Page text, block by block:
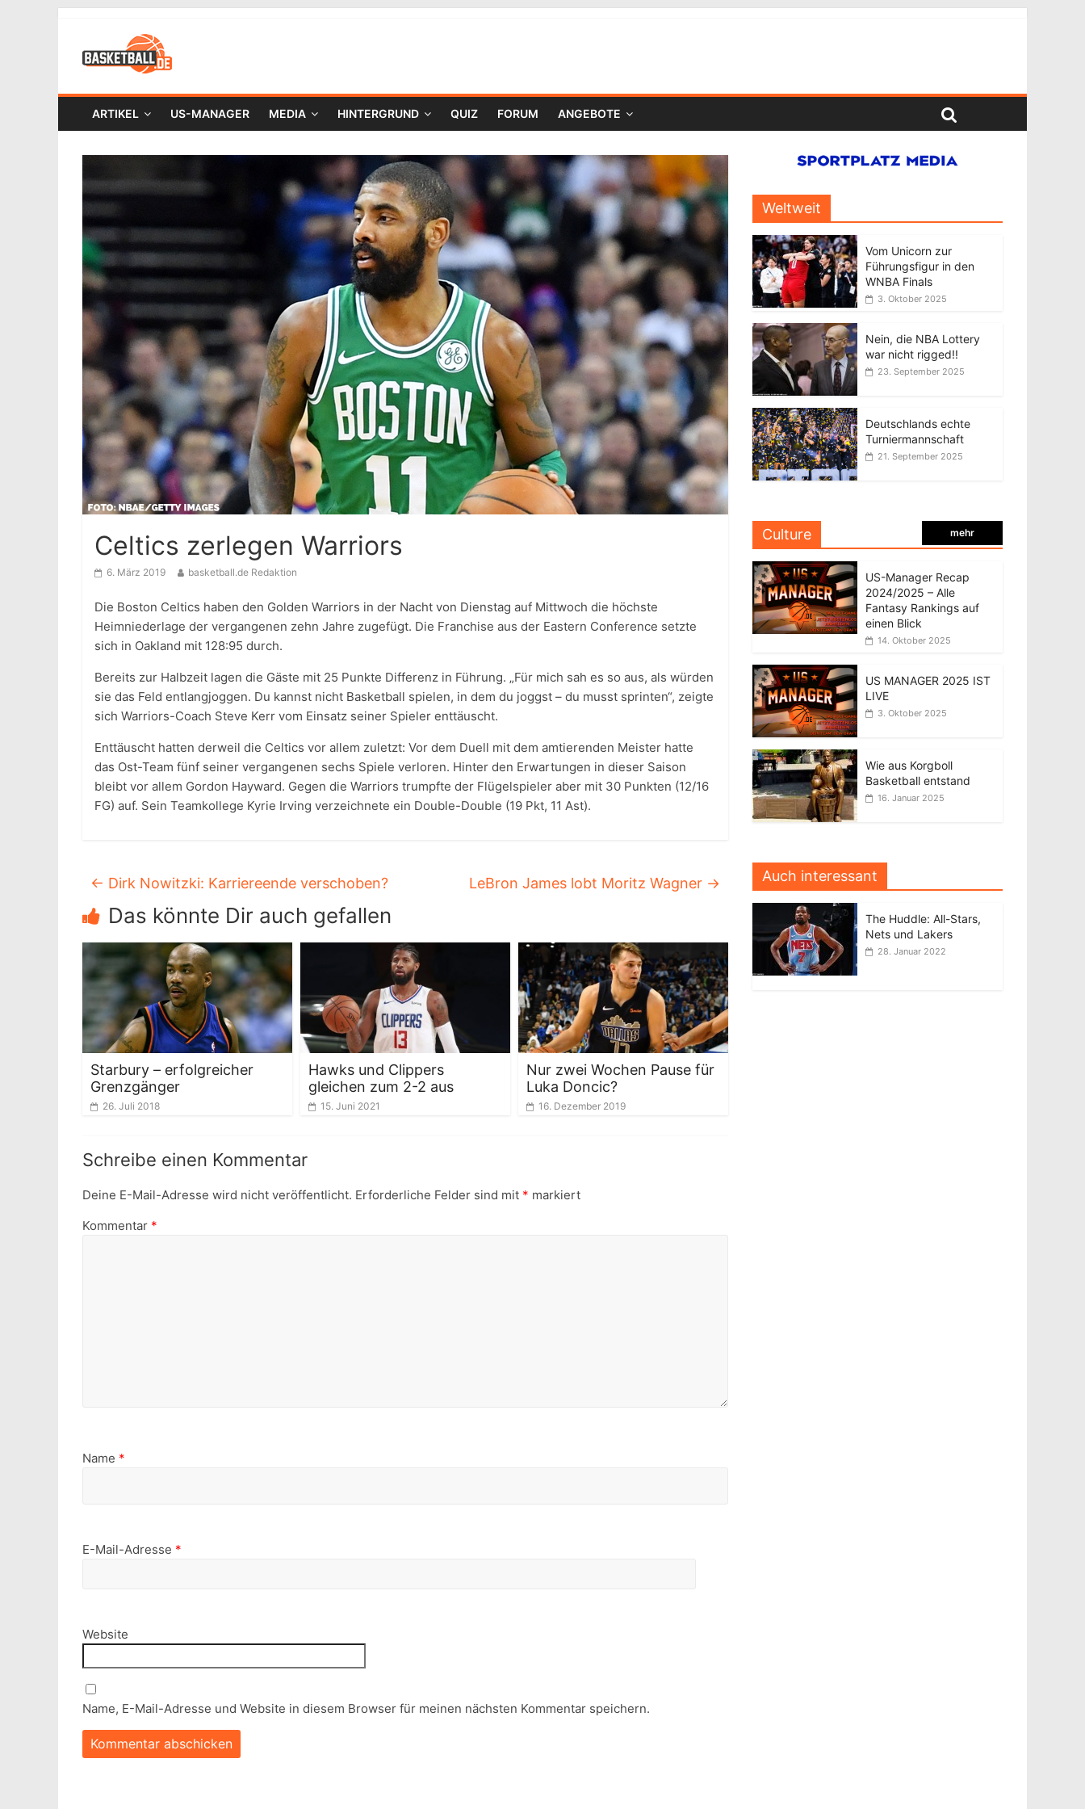
ARTIKEL US-MANAGER MEDIA HINTERGRUND QUIZ FORUM ANGEBOTE
Celtics zerlegen Warriors
6. März 2019 basketball.de Redaktion
Die Boston Celtics haben den Golden Warriors in der Nacht von Dienstag auf Mittwoch die höchste
Heimniederlage der vergangenen zehn Jahre zugefügt. Die Franchise aus der Eastern Conference setzte
sich in Oakland mit 128:95 durch.
Bereits zur Halbzeit lagen die Gäste mit 25 Punkte Differenz in Führung. „Für mich sah es so aus, als würden
sie das Feld entlangjoggen. Du kannst nicht Basketball spielen, in dem du joggst – du musst sprinten“, zeigte
sich Warriors-Coach Steve Kerr vom Einsatz seiner Spieler enttäuscht.
Enttäuscht hatten derweil die Celtics vor allem zuletzt: Vor dem Duell mit dem amtierenden Meister hatte
das Ost-Team fünf seiner vergangenen sechs Spiele verloren. Hinter den Erwartungen in dieser Saison
bleibt vor allem Gordon Hayward. Gegen die Warriors trumpfte der Flügelspieler aber mit 30 Punkten (12/16
FG) auf. Sein Teamkollege Kyrie Irving verzeichnete ein Double-Double (19 Pkt, 11 Ast).
← Dirk Nowitzki: Karriereende verschoben? LeBron James lobt Moritz Wagner →
Das könnte Dir auch gefallen
Starbury – erfolgreicher
Grenzgänger
26. Juli 2018
Hawks und Clippers
gleichen zum 2-2 aus
15. Juni 2021
Nur zwei Wochen Pause für
Luka Doncic?
16. Dezember 2019
Schreibe einen Kommentar
Deine E-Mail-Adresse wird nicht veröffentlicht. Erforderliche Felder sind mit * markiert
Kommentar *
Name *
E-Mail-Adresse *
Website
Name, E-Mail-Adresse und Website in diesem Browser für meinen nächsten Kommentar speichern.
Weltweit
Vom Unicorn zur
Führungsfigur in den
WNBA Finals
3. Oktober 2025
Nein, die NBA Lottery
war nicht rigged!!
23. September 2025
Deutschlands echte
Turniermannschaft
21. September 2025
Culture mehr
US-Manager Recap
2024/2025 – Alle
Fantasy Rankings auf
einen Blick
14. Oktober 2025
US MANAGER 2025 IST
LIVE
3. Oktober 2025
Wie aus Korgboll
Basketball entstand
16. Januar 2025
Auch interessant
The Huddle: All-Stars,
Nets und Lakers
28. Januar 2022